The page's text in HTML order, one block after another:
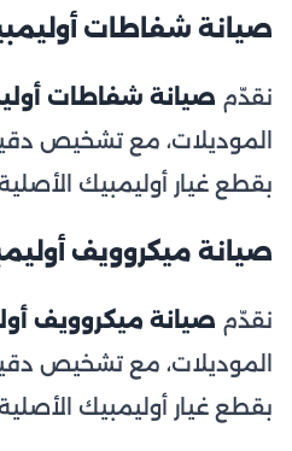
صيانة شفاطات
نقدّم صيانة شفاطات
الموديلات، مع تشخيص
بقطع غيار أوليمبيك
صيانة ميكروويف
نقدّم صيانة ميكروويف
الموديلات، مع تشخيص
بقطع غيار أوليمبيك